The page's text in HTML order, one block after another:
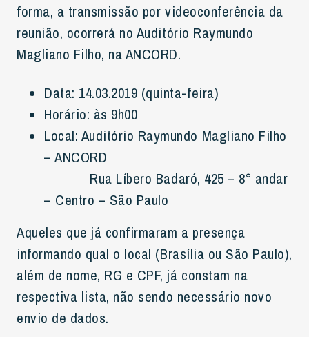
forma, a transmissão por videoconferência da
reunião, ocorrerá no Auditório Raymundo
Magliano Filho, na ANCORD.
Data: 14.03.2019 (quinta-feira)
Horário: às 9h00
Local: Auditório Raymundo Magliano Filho
– ANCORD
Rua Líbero Badaró, 425 – 8° andar
– Centro – São Paulo
Aqueles que já confirmaram a presença
informando qual o local (Brasília ou São Paulo),
além de nome, RG e CPF, já constam na
respectiva lista, não sendo necessário novo
envio de dados.